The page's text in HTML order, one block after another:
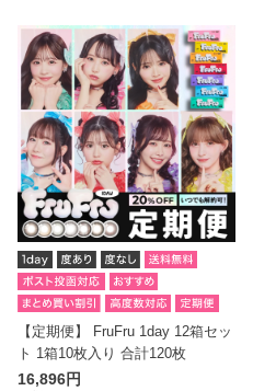
【定期便】 FruFru 1day 12箱セッ
ト 1箱10枚入り 合計120枚
16,896円